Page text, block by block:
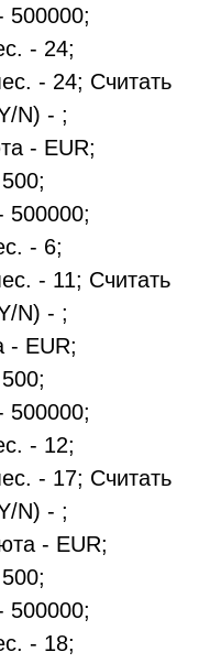
500000;
- 24;
- 24; Считать
N) - ;
- EUR;
500000;
- 6;
- 11; Считать
N) - ;
- EUR;
500000;
- 12;
- 17; Считать
N) - ;
- EUR;
500000;
- 18;